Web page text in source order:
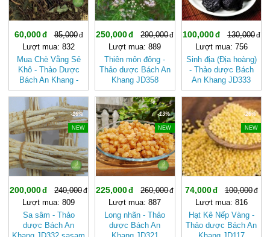
60,000
85,000
Lượt mua: 832
Mua Chè Vằng Sẻ
Khô - Thảo Dược
Bách An Khang -
JD004 v2
250,000
290,000
Lượt mua: 889
Thiên môn đông -
Thảo dược Bách An
Khang JD358
thienmondong
100,000
130,000
Lượt mua: 756
Sinh địa (Địa hoàng)
- Thảo dược Bách
An Khang JD333
sinhdia
-16%
NEW
200,000
240,000
Lượt mua: 809
Sa sâm - Thảo
dược Bách An
-13%
NEW
225,000
260,000
Lượt mua: 887
Long nhãn - Thảo
dược Bách An
-26%
NEW
74,000
100,000
Lượt mua: 816
Hạt Kê Nếp Vàng -
Thảo dược Bách An